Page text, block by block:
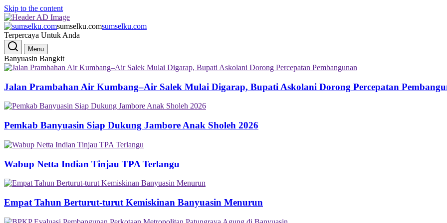
Skip to the content
sumselku.comsumselku.com
Terpercaya Untuk Anda
Menu
Banyuasin Bangkit
Jalan Prambahan Air Kumbang–Air Salek Mulai Digarap, Bupati Askolani Dorong Percepatan
Pemkab Banyuasin Siap Dukung Jambore Anak Sholeh 2026
Wabup Netta Indian Tinjau TPA Terlangu
Empat Tahun Berturut-turut Kemiskinan Banyuasin Menurun